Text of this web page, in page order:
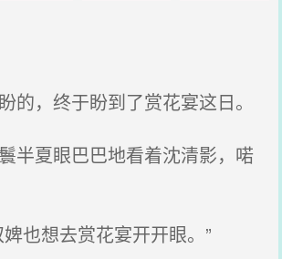
，终于盼到了赏花宴这日。
半夏眼巴巴地看着沈清影，喏
也想去赏花宴开开眼。”